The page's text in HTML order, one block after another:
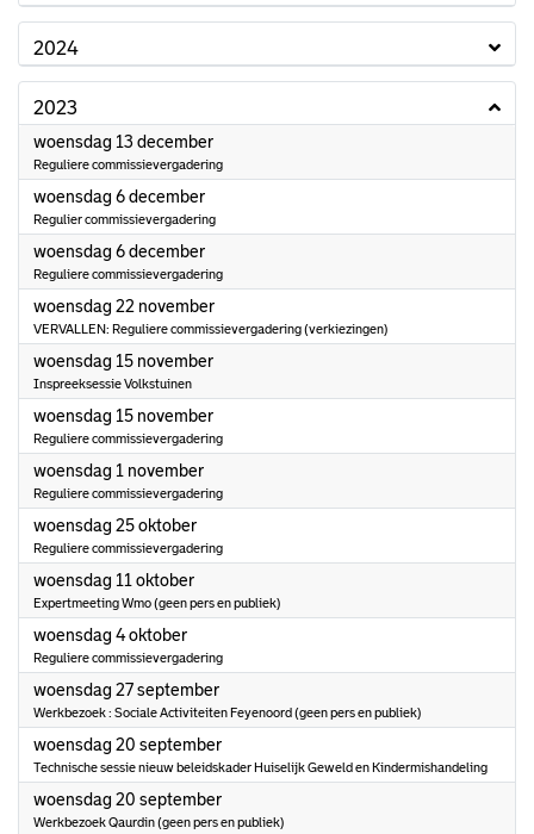
2024
2023
woensdag 13 december2023
Reguliere commissievergadering
woensdag 6 december2023
Regulier commissievergadering
woensdag 6 december2023
Reguliere commissievergadering
woensdag 22 november2023
VERVALLEN: Reguliere commissievergadering (verkiezingen)
woensdag 15 november2023
Inspreeksessie Volkstuinen
woensdag 15 november2023
Reguliere commissievergadering
woensdag 1 november2023
Reguliere commissievergadering
woensdag 25 oktober2023
Reguliere commissievergadering
woensdag 11 oktober2023
Expertmeeting Wmo (geen pers en publiek)
woensdag 4 oktober2023
Reguliere commissievergadering
woensdag 27 september2023
Werkbezoek : Sociale Activiteiten Feyenoord (geen pers en publiek)
woensdag 20 september2023
Technische sessie nieuw beleidskader Huiselijk Geweld en Kindermishandeling
woensdag 20 september2023
Werkbezoek Qaurdin (geen pers en publiek)